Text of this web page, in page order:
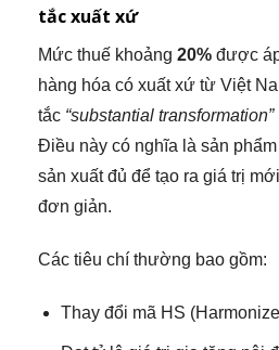
tắc xuất xứ
Mức thuế khoảng 20% được
hàng hóa có xuất xứ từ Việt
tắc “substantial transformation”
Điều này có nghĩa là sản
sản xuất đủ để tạo ra giá trị
đơn giản.
Các tiêu chí thường bao gồm:
Thay đổi mã HS